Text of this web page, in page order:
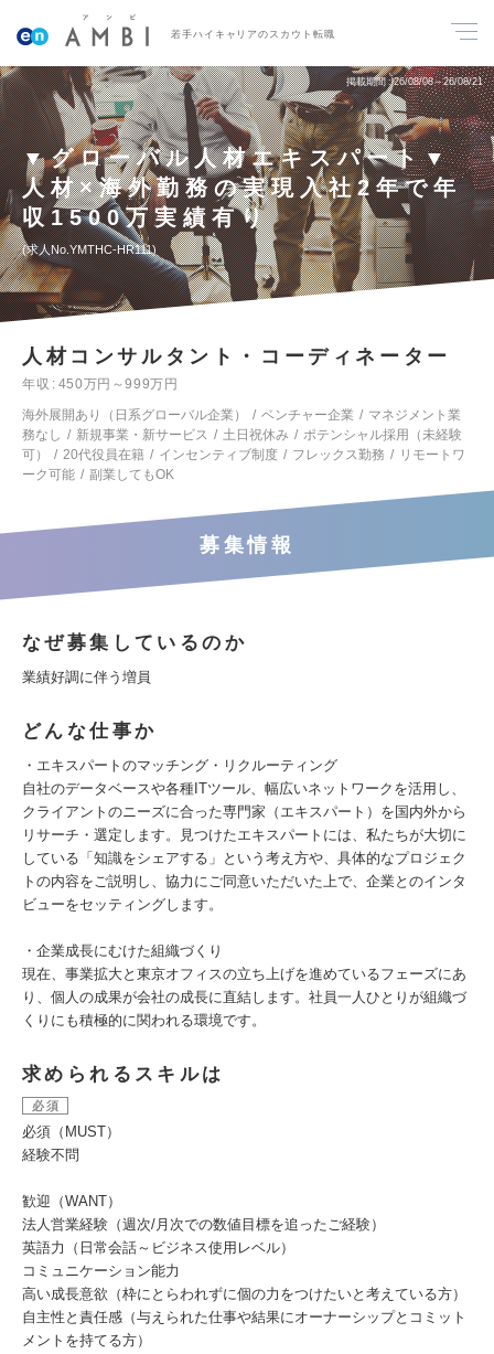
若手ハイキャリアのスカウト転職
掲載期間 26/08/08～26/08/21
▼グローバル人材エキスパート▼
人材×海外勤務の実現入社2年で年
収1500万実績有り
求人No.YMTHC-HR111
人材コンサルタント・コーディネーター
年収
450万円～999万円
海外展開あり（日系グローバル企業）
ベンチャー企業
マネジメント業
務なし
新規事業・新サービス 土日祝休み
ポテンシャル採用（未経験
可）
20代役員在籍 インセンティブ制度 フレックス勤務
リモートワ
ーク可能
副業してもOK
募集情報
なぜ募集しているのか
業績好調に伴う増員
どんな仕事か
・エキスパートのマッチング・リクルーティング
自社のデータベースや各種ITツール、幅広いネットワークを活用し、
クライアントのニーズに合った専門家（エキスパート）を国内外から
リサーチ・選定します。見つけたエキスパートには、私たちが大切に
している「知識をシェアする」という考え方や、具体的なプロジェク
トの内容をご説明し、協力にご同意いただいた上で、企業とのインタ
ビューをセッティングします。
・企業成長にむけた組織づくり
現在、事業拡大と東京オフィスの立ち上げを進めているフェーズにあ
り、個人の成果が会社の成長に直結します。社員一人ひとりが組織づ
くりにも積極的に関われる環境です。
求められるスキルは
必須
必須（MUST）
経験不問
歓迎（WANT）
法人営業経験（週次/月次での数値目標を追ったご経験）
英語力（日常会話～ビジネス使用レベル）
コミュニケーション能力
高い成長意欲（枠にとらわれずに個の力をつけたいと考えている方）
自主性と責任感（与えられた仕事や結果にオーナーシップとコミット
メントを持てる方）